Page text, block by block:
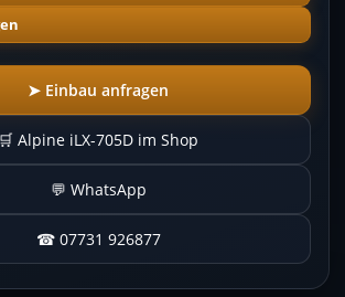
➤ Einbau anfragen
🛒 Alpine iLX-705D im Shop
💬 WhatsApp
☎ 07731 926877